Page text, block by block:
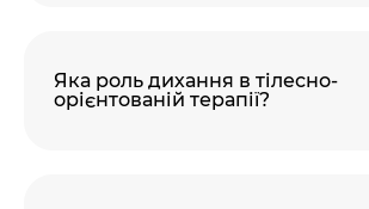
Яка роль дихання в тілесно-
орієнтованій терапії?